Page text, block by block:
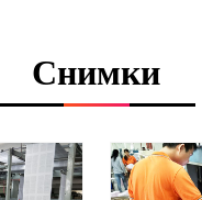
Снимки